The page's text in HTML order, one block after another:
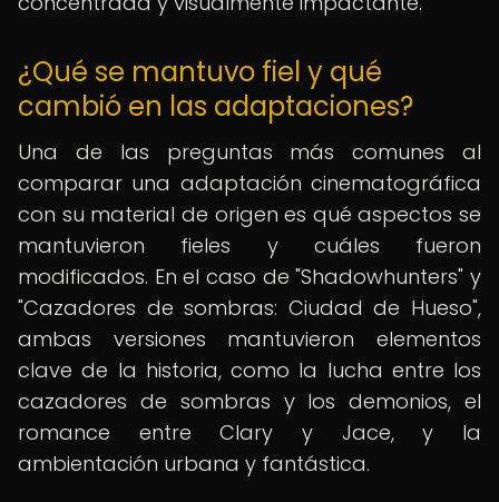
¿Qué se mantuvo fiel y qué
cambió en las adaptaciones?
Una de las preguntas más comunes al
comparar una adaptación cinematográfica
con su material de origen es qué aspectos se
mantuvieron fieles y cuáles fueron
modificados. En el caso de "Shadowhunters" y
"Cazadores de sombras: Ciudad de Hueso",
ambas versiones mantuvieron elementos
clave de la historia, como la lucha entre los
cazadores de sombras y los demonios, el
romance entre Clary y Jace, y la
ambientación urbana y fantástica.